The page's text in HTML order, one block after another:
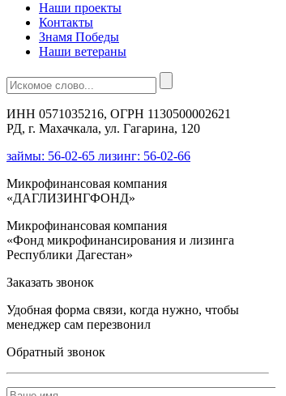
Наши проекты
Контакты
Знамя Победы
Наши ветераны
ИНН 0571035216, ОГРН 1130500002621
РД, г. Махачкала, ул. Гагарина, 120
займы: 56-02-65 лизинг: 56-02-66
Микрофинансовая компания
«ДАГЛИЗИНГФОНД»
Микрофинансовая компания
«Фонд микрофинансирования и лизинга
Республики Дагестан»
Заказать звонок
Удобная форма связи, когда нужно, чтобы
менеджер сам перезвонил
Обратный звонок